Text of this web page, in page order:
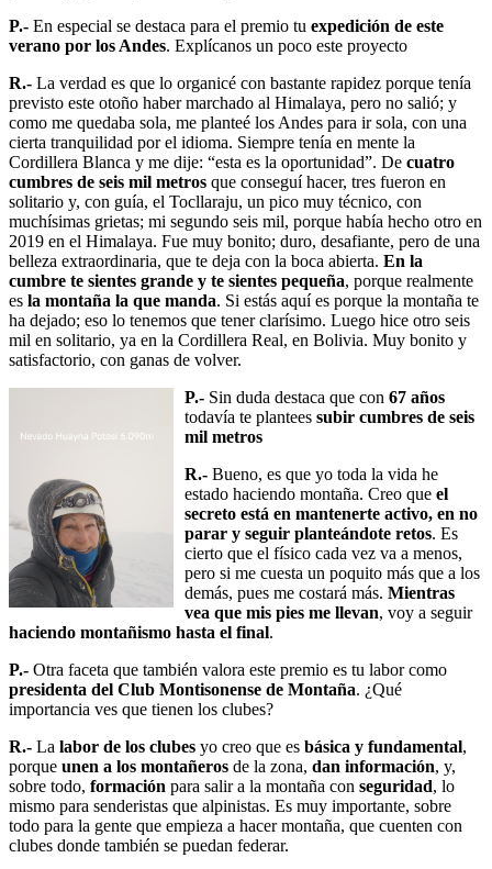
P.- En especial se destaca para el premio tu expedición de este
verano por los Andes. Explícanos un poco este proyecto
R.- La verdad es que lo organicé con bastante rapidez porque tenía
previsto este otoño haber marchado al Himalaya, pero no salió; y
como me quedaba sola, me planteé los Andes para ir sola, con una
cierta tranquilidad por el idioma. Siempre tenía en mente la
Cordillera Blanca y me dije: “esta es la oportunidad”. De cuatro
cumbres de seis mil metros que conseguí hacer, tres fueron en
solitario y, con guía, el Tocllaraju, un pico muy técnico, con
muchísimas grietas; mi segundo seis mil, porque había hecho otro en
2019 en el Himalaya. Fue muy bonito; duro, desafiante, pero de una
belleza extraordinaria, que te deja con la boca abierta. En la
cumbre te sientes grande y te sientes pequeña, porque realmente
es la montaña la que manda. Si estás aquí es porque la montaña te
ha dejado; eso lo tenemos que tener clarísimo. Luego hice otro seis
mil en solitario, ya en la Cordillera Real, en Bolivia. Muy bonito y
satisfactorio, con ganas de volver.
P.- Sin duda destaca que con 67 años
todavía te plantees subir cumbres de seis
mil metros
R.- Bueno, es que yo toda la vida he
estado haciendo montaña. Creo que el
secreto está en mantenerte activo, en no
parar y seguir planteándote retos. Es
cierto que el físico cada vez va a menos,
pero si me cuesta un poquito más que a los
demás, pues me costará más. Mientras
vea que mis pies me llevan, voy a seguir
haciendo montañismo hasta el final.
P.- Otra faceta que también valora este premio es tu labor como
presidenta del Club Montisonense de Montaña. ¿Qué
importancia ves que tienen los clubes?
R.- La labor de los clubes yo creo que es básica y fundamental,
porque unen a los montañeros de la zona, dan información, y,
sobre todo, formación para salir a la montaña con seguridad, lo
mismo para senderistas que alpinistas. Es muy importante, sobre
todo para la gente que empieza a hacer montaña, que cuenten con
clubes donde también se puedan federar.